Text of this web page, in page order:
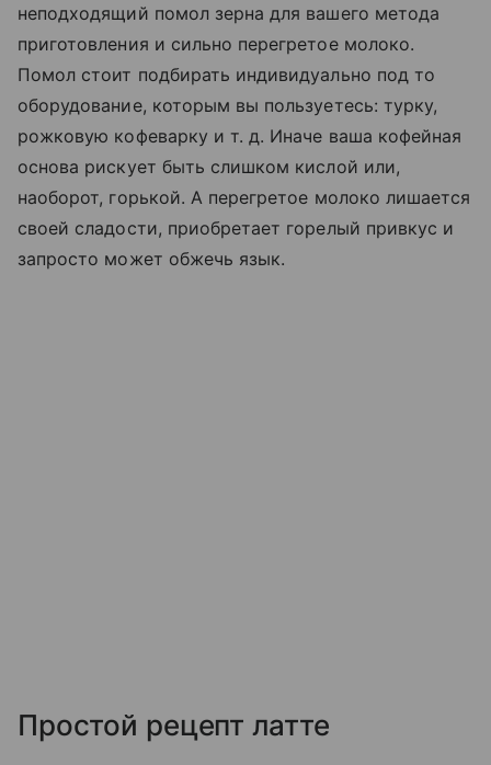
неподходящий помол зерна для вашего метода
приготовления и сильно перегретое молоко.
Помол стоит подбирать индивидуально под то
оборудование, которым вы пользуетесь: турку,
рожковую кофеварку и т. д. Иначе ваша кофейная
основа рискует быть слишком кислой или,
наоборот, горькой. А перегретое молоко лишается
своей сладости, приобретает горелый привкус и
запросто может обжечь язык.
Простой рецепт латте